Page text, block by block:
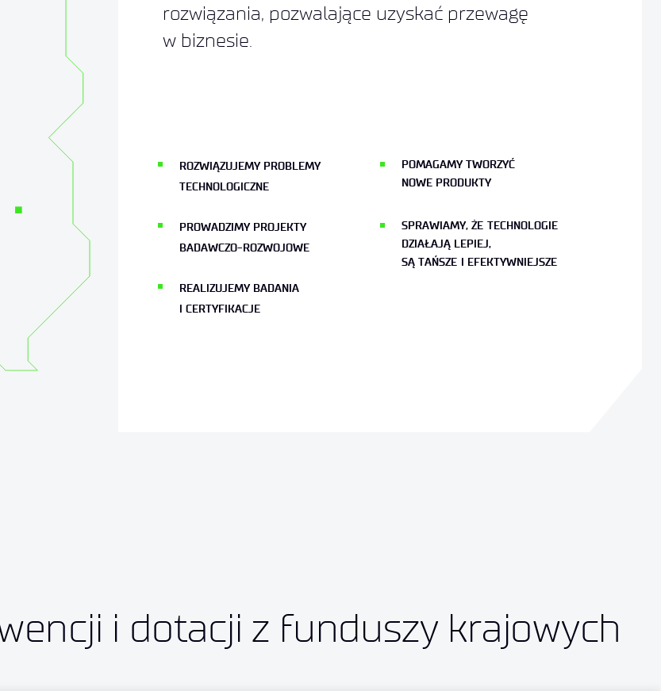
rozwiązania, pozwalające uzyskać przewagę
w biznesie.
ROZWIĄZUJEMY PROBLEMY
TECHNOLOGICZNE
PROWADZIMY PROJEKTY
BADAWCZO-ROZWOJOWE
REALIZUJEMY BADANIA
I CERTYFIKACJE
POMAGAMY TWORZYĆ
NOWE PRODUKTY
SPRAWIAMY, ŻE TECHNOLOGIE
DZIAŁAJĄ LEPIEJ,
SĄ TAŃSZE I EFEKTYWNIEJSZE
i dotacji z funduszy krajowych